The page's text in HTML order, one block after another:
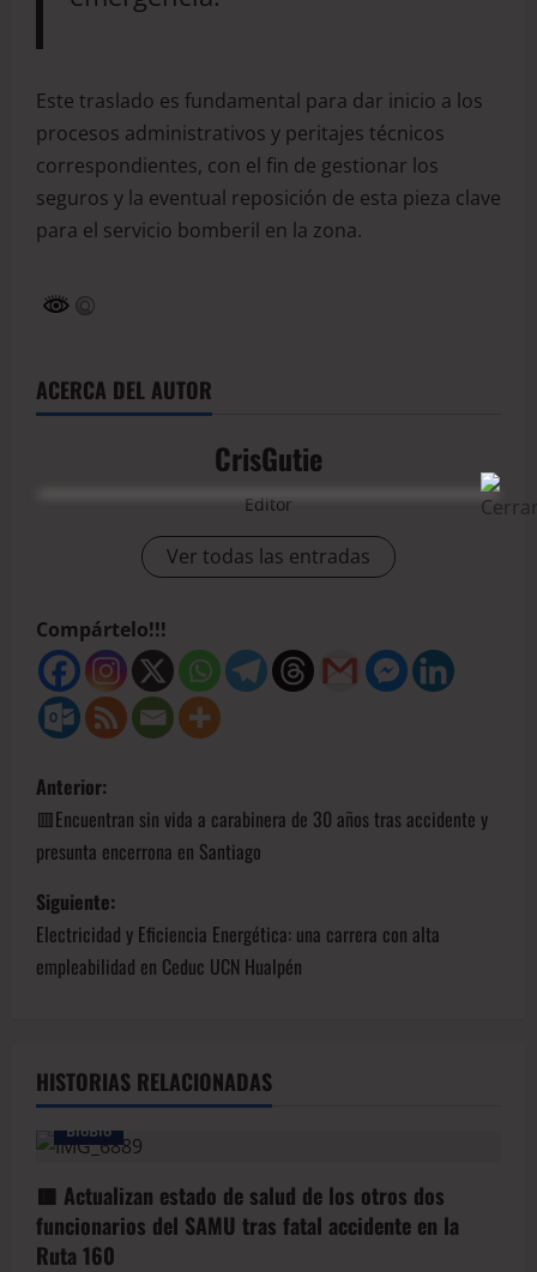
Este traslado es fundamental para dar inicio a los
procesos administrativos y peritajes técnicos
correspondientes, con el fin de gestionar los
seguros y la eventual reposición de esta pieza clave
para el servicio bomberil en la zona.
ACERCA DEL AUTOR
CrisGutie
Editor
Ver todas las entradas
Compártelo!!!
Anterior:
🟥Encuentran sin vida a carabinera de 30 años tras accidente y
presunta encerrona en Santiago
Siguiente:
Electricidad y Eficiencia Energética: una carrera con alta
empleabilidad en Ceduc UCN Hualpén
HISTORIAS RELACIONADAS
BioBio
🟥 Actualizan estado de salud de los otros dos
funcionarios del SAMU tras fatal accidente en la
Ruta 160